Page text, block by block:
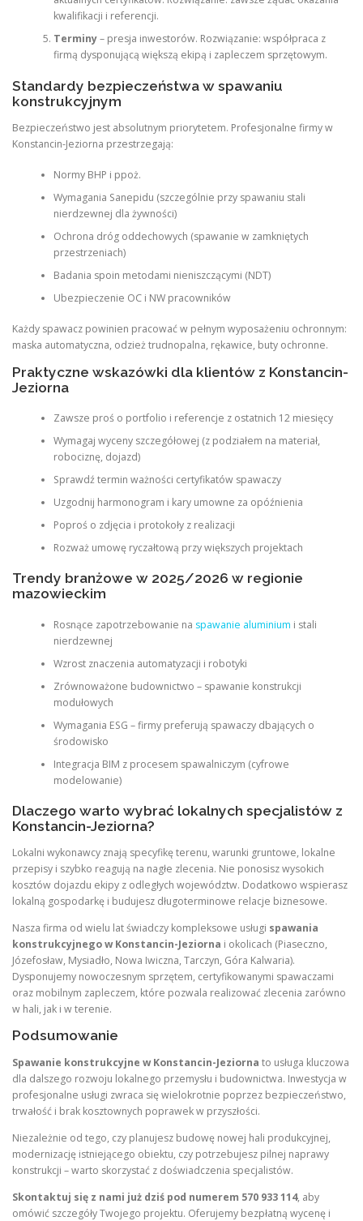
kwalifikacji i referencji.
Terminy– presja inwestorów. Rozwiązanie: współpraca z
firmą dysponującą większą ekipą i zapleczem sprzętowym.
Standardy bezpieczeństwa w spawaniu
konstrukcyjnym
Bezpieczeństwo jest absolutnym priorytetem. Profesjonalne firmy w
Konstancin-Jeziorna przestrzegają:
Normy BHP i ppoż.
Wymagania Sanepidu (szczególnie przy spawaniu stali
nierdzewnej dla żywności)
Ochrona dróg oddechowych (spawanie w zamkniętych
przestrzeniach)
Badania spoin metodami nieniszczącymi (NDT)
Ubezpieczenie OC i NW pracowników
Każdy spawacz powinien pracować w pełnym wyposażeniu ochronnym:
maska automatyczna, odzież trudnopalna, rękawice, buty ochronne.
Praktyczne wskazówki dla klientów z Konstancin-
Jeziorna
Zawsze proś o portfolio i referencje z ostatnich 12 miesięcy
Wymagaj wyceny szczegółowej (z podziałem na materiał,
robociznę, dojazd)
Sprawdź termin ważności certyfikatów spawaczy
Uzgodnij harmonogram i kary umowne za opóźnienia
Poproś o zdjęcia i protokoły z realizacji
Rozważ umowę ryczałtową przy większych projektach
Trendy branżowe w 2025/2026 w regionie
mazowieckim
Rosnące zapotrzebowanie na spawanie aluminium i stali
nierdzewnej
Wzrost znaczenia automatyzacji i robotyki
Zrównoważone budownictwo – spawanie konstrukcji
modułowych
Wymagania ESG – firmy preferują spawaczy dbających o
środowisko
Integracja BIM z procesem spawalniczym (cyfrowe
modelowanie)
Dlaczego warto wybrać lokalnych specjalistów z
Konstancin-Jeziorna?
Lokalni wykonawcy znają specyfikę terenu, warunki gruntowe, lokalne
przepisy i szybko reagują na nagłe zlecenia. Nie ponosisz wysokich
kosztów dojazdu ekipy z odległych województw. Dodatkowo wspierasz
lokalną gospodarkę i budujesz długoterminowe relacje biznesowe.
Nasza firma od wielu lat świadczy kompleksowe usługi spawania
konstrukcyjnego w Konstancin-Jeziorna i okolicach (Piaseczno,
Józefosław, Mysiadło, Nowa Iwiczna, Tarczyn, Góra Kalwaria).
Dysponujemy nowoczesnym sprzętem, certyfikowanymi spawaczami
oraz mobilnym zapleczem, które pozwala realizować zlecenia zarówno
w hali, jak i w terenie.
Podsumowanie
Spawanie konstrukcyjne w Konstancin-Jeziorna to usługa kluczowa
dla dalszego rozwoju lokalnego przemysłu i budownictwa. Inwestycja w
profesjonalne usługi zwraca się wielokrotnie poprzez bezpieczeństwo,
trwałość i brak kosztownych poprawek w przyszłości.
Niezależnie od tego, czy planujesz budowę nowej hali produkcyjnej,
modernizację istniejącego obiektu, czy potrzebujesz pilnej naprawy
konstrukcji – warto skorzystać z doświadczenia specjalistów.
Skontaktuj się z nami już dziś pod numerem 570 933 114, aby
omówić szczegóły Twojego projektu. Oferujemy bezpłatną wycenę i